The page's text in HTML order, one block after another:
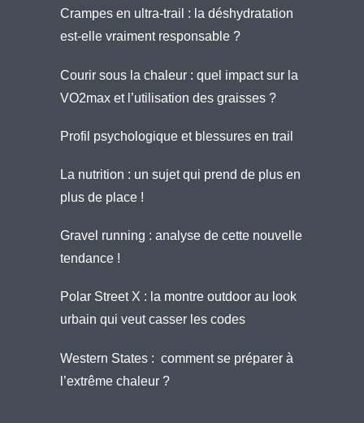
Crampes en ultra-trail : la déshydratation
est-elle vraiment responsable ?
Courir sous la chaleur : quel impact sur la
VO2max et l’utilisation des graisses ?
Profil psychologique et blessures en trail
La nutrition : un sujet qui prend de plus en
plus de place !
Gravel running : analyse de cette nouvelle
tendance !
Polar Street X : la montre outdoor au look
urbain qui veut casser les codes
Western States : comment se préparer à
l’extrême chaleur ?